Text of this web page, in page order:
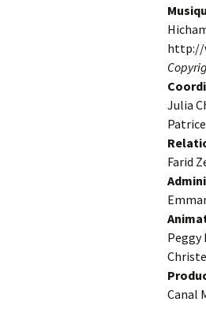
http://
Julia
Farid
Peggy
Canal